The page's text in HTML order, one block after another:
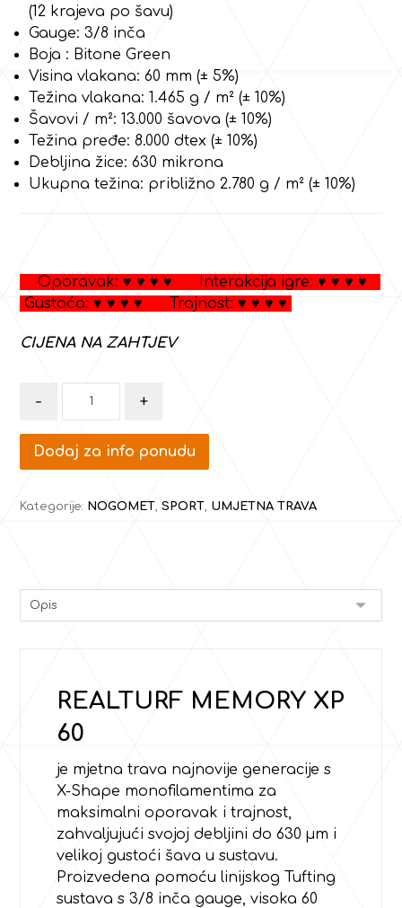
(12 krajeva po šavu)
Gauge: 3/8 inča
Boja : Bitone Green
Visina vlakana: 60 mm (± 5%)
Težina vlakana: 1.465 g / m² (± 10%)
Šavovi / m²: 13.000 šavova (± 10%)
Težina pređe: 8.000 dtex (± 10%)
Debljina žice: 630 mikrona
Ukupna težina: približno 2.780 g / m² (± 10%)
Oporavak: ♥ ♥ ♥ ♥ Interakcija igre: ♥ ♥ ♥ ♥
Gustoća: ♥ ♥ ♥ ♥ Trajnost: ♥ ♥ ♥ ♥
CIJENA NA ZAHTJEV
- +
Dodaj za info ponudu
Kategorije: NOGOMET,SPORT, UMJETNA TRAVA
REALTURF MEMORY XP
60
je mjetna trava najnovije generacije s
X-Shape monofilamentima za
maksimalni oporavak i trajnost,
zahvaljujući svojoj debljini do 630 µm i
velikoj gustoći šava u sustavu.
Proizvedena pomoću linijskog Tufting
sustava s 3/8 inča gauge, visoka 60